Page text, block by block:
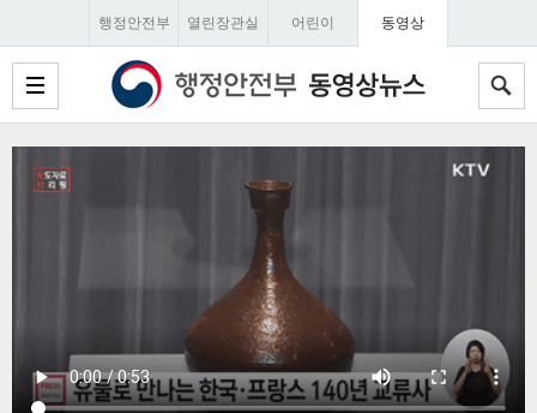
행정안전부 열린장관실 어린이 동영상